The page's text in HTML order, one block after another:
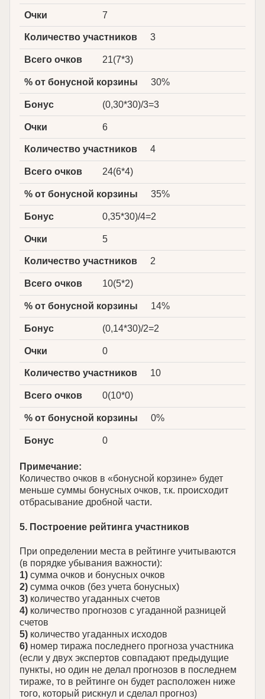
Очки 7
Количество участников 3
Всего очков 21(7*3)
% от бонусной корзины 30%
Бонус (0,30*30)/3=3
Очки 6
Количество участников 4
Всего очков 24(6*4)
% от бонусной корзины 35%
Бонус 0,35*30)/4=2
Очки 5
Количество участников 2
Всего очков 10(5*2)
% от бонусной корзины 14%
Бонус (0,14*30)/2=2
Очки 0
Количество участников 10
Всего очков 0(10*0)
% от бонусной корзины 0%
Бонус 0
Примечание:
Количество очков в «бонусной корзине» будет
меньше суммы бонусных очков, т.к. происходит
отбрасывание дробной части.
5. Построение рейтинга участников
При определении места в рейтинге учитываются
(в порядке убывания важности):
1) сумма очков и бонусных очков
2) сумма очков (без учета бонусных)
3) количество угаданных счетов
4) количество прогнозов с угаданной разницей
счетов
5) количество угаданных исходов
6) номер тиража последнего прогноза участника
(если у двух экспертов совпадают предыдущие
пункты, но один не делал прогнозов в последнем
тираже, то в рейтинге он будет расположен ниже
того, который рискнул и сделал прогноз)